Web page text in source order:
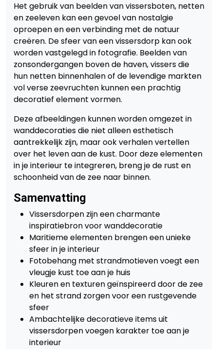
Het gebruik van beelden van vissersboten, netten
en zeeleven kan een gevoel van nostalgie
oproepen en een verbinding met de natuur
creëren. De sfeer van een vissersdorp kan ook
worden vastgelegd in fotografie. Beelden van
zonsondergangen boven de haven, vissers die
hun netten binnenhalen of de levendige markten
vol verse zeevruchten kunnen een prachtig
decoratief element vormen.
Deze afbeeldingen kunnen worden omgezet in
wanddecoraties die niet alleen esthetisch
aantrekkelijk zijn, maar ook verhalen vertellen
over het leven aan de kust. Door deze elementen
in je interieur te integreren, breng je de rust en
schoonheid van de zee naar binnen.
Samenvatting
Vissersdorpen zijn een charmante
inspiratiebron voor wanddecoratie
Maritieme elementen brengen een unieke
sfeer in je interieur
Fotobehang met strandmotieven voegt een
vleugje kust toe aan je huis
Kleuren en texturen geïnspireerd door de zee
en het strand zorgen voor een rustgevende
sfeer
Ambachtelijke decoratieve items uit
vissersdorpen voegen karakter toe aan je
interieur